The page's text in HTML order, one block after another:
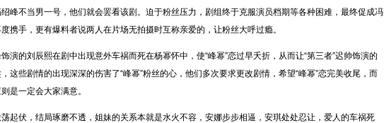
峰不当男一号，他们就会罢看该剧。迫于粉丝压力，剧组终于克服演员档期等各种困难，最终促成冯
携手，更有爆料者说两人在片场无拍摄时互称亲爱的，让粉丝大呼过瘾。
演的刘辰熙在剧中出现意外车祸而死在杨幂怀中，使“峰幂”恋过早夭折，从而让“第三者”迟帅饰演的
这些剧情的出现深深的伤害了“峰幂”粉丝的心，他们多次要求更改剧情，希望“峰幂”恋完美收尾，而
是一定会大家满意。
起伏，结局琢磨不透，姐妹的关系本就是水火不容，安娜步步相逼，安琪处处忍让，爱人的车祸死